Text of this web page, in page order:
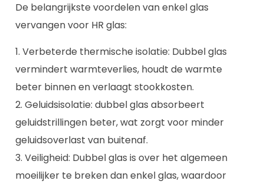
De belangrijkste voordelen van enkel glas
vervangen voor HR glas:
1. Verbeterde thermische isolatie: Dubbel glas
vermindert warmteverlies, houdt de warmte
beter binnen en verlaagt stookkosten.
2. Geluidsisolatie: dubbel glas absorbeert
geluidstrillingen beter, wat zorgt voor minder
geluidsoverlast van buitenaf.
3. Veiligheid: Dubbel glas is over het algemeen
moeilijker te breken dan enkel glas, waardoor